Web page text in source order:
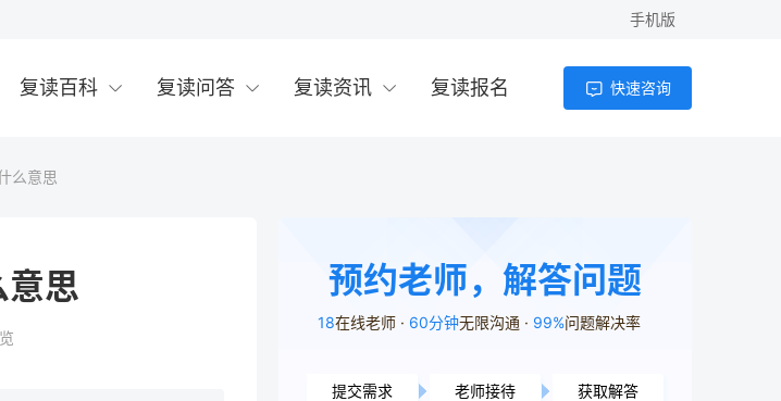
手机版
复读百科 复读问答 复读资讯 复读报名 快速咨询
么意思
思 预约老师，解答问题
18在线老师 60分钟无限沟通 99%问题解决率
提交需求 老师接待 获取解答